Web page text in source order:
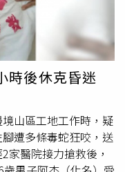
時後休克昏迷
山區工地工作時，疑
遭多條毒蛇狂咬，送
家醫院接力搶救後，